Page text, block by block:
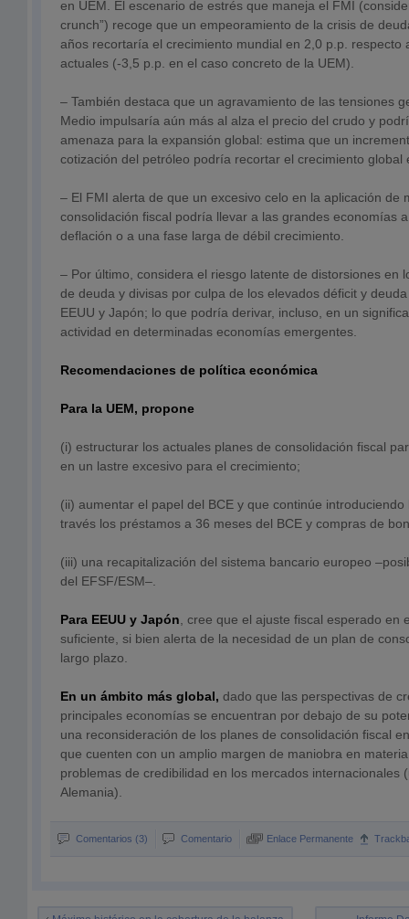
en UEM. El escenario de estrés que maneja el FMI
crunch”) recoge que un empeoramiento de la crisis de
años recortaría el crecimiento mundial en 2,0 p.p. respecto
actuales (-3,5 p.p. en el caso concreto de la UEM).
– También destaca que un agravamiento de las tensiones
Medio impulsaría aún más al alza el precio del crudo y
amenaza para la expansión global: estima que un
cotización del petróleo podría recortar el crecimiento global
– El FMI alerta de que un excesivo celo en la aplicación de
consolidación fiscal podría llevar a las grandes economías
deflación o a una fase larga de débil crecimiento.
– Por último, considera el riesgo latente de distorsiones en
de deuda y divisas por culpa de los elevados déficit y
EEUU y Japón; lo que podría derivar, incluso, en un
actividad en determinadas economías emergentes.
Recomendaciones de política económica
Para la UEM, propone
(i) estructurar los actuales planes de consolidación fiscal
en un lastre excesivo para el crecimiento;
(ii) aumentar el papel del BCE y que continúe
través los préstamos a 36 meses del BCE y compras de
(iii) una recapitalización del sistema bancario europeo
del EFSF/ESM–.
Para EEUU y Japón , cree que el ajuste fiscal esperado en
suficiente, si bien alerta de la necesidad de un plan de
largo plazo.
En un ámbito más global, dado que las perspectivas de
principales economías se encuentran por debajo de su
una reconsideración de los planes de consolidación fiscal
que cuenten con un amplio margen de maniobra en
problemas de credibilidad en los mercados internacionales
Alemania).
Comentarios (3) Comentario Enlace Permanente